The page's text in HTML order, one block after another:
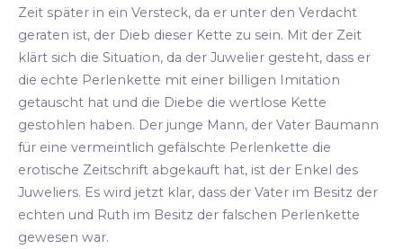
Zeit später in ein Versteck, da er unter den Verdacht
geraten ist, der Dieb dieser Kette zu sein. Mit der Zeit
klärt sich die Situation, da der Juwelier gesteht, dass er
die echte Perlenkette mit einer billigen Imitation
getauscht hat und die Diebe die wertlose Kette
gestohlen haben. Der junge Mann, der Vater Baumann
für eine vermeintlich gefälschte Perlenkette die
erotische Zeitschrift abgekauft hat, ist der Enkel des
Juweliers. Es wird jetzt klar, dass der Vater im Besitz der
echten und Ruth im Besitz der falschen Perlenkette
gewesen war.